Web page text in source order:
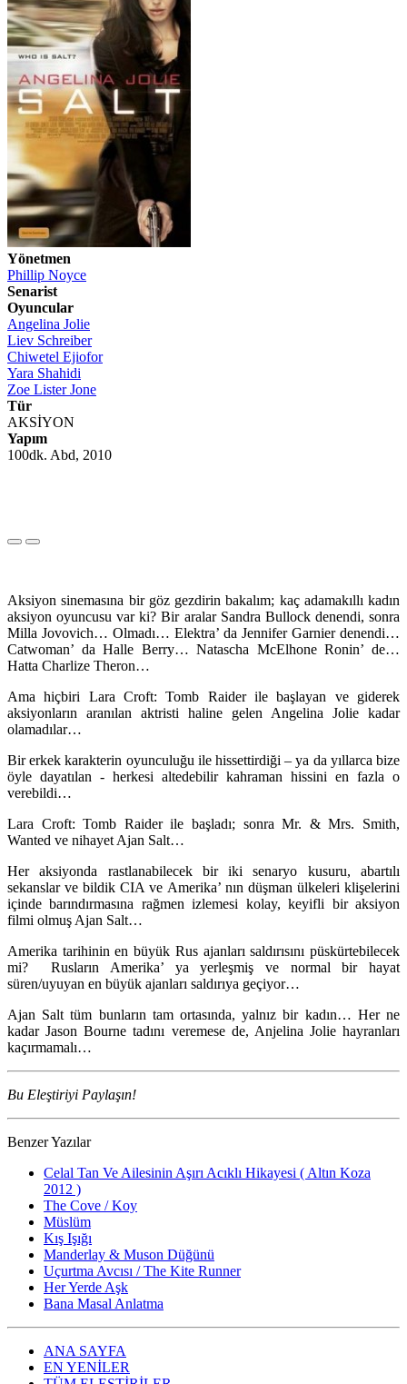
Yönetmen
Phillip Noyce
Senarist
Oyuncular
Angelina Jolie
Liev Schreiber
Chiwetel Ejiofor
Yara Shahidi
Zoe Lister Jone
Tür
AKSİYON
Yapım
100dk. Abd, 2010
Aksiyon sinemasına bir göz gezdirin bakalım; kaç adamakıllı kadın
aksiyon oyuncusu var ki? Bir aralar Sandra Bullock denendi, sonra
Milla Jovovich… Olmadı… Elektra’ da Jennifer Garnier denendi…
Catwoman’ da Halle Berry… Natascha McElhone Ronin’ de…
Hatta Charlize Theron…
Ama hiçbiri Lara Croft: Tomb Raider ile başlayan ve giderek
aksiyonların aranılan aktristi haline gelen Angelina Jolie kadar
olamadılar…
Bir erkek karakterin oyunculuğu ile hissettirdiği – ya da yıllarca bize
öyle dayatılan - herkesi altedebilir kahraman hissini en fazla o
verebildi…
Lara Croft: Tomb Raider ile başladı; sonra Mr. & Mrs. Smith,
Wanted ve nihayet Ajan Salt…
Her aksiyonda rastlanabilecek bir iki senaryo kusuru, abartılı
sekanslar ve bildik CIA ve Amerika’ nın düşman ülkeleri klişelerini
içinde barındırmasına rağmen izlemesi kolay, keyifli bir aksiyon
filmi olmuş Ajan Salt…
Amerika tarihinin en büyük Rus ajanları saldırısını püskürtebilecek
mi? Rusların Amerika’ ya yerleşmiş ve normal bir hayat
süren/uyuyan en büyük ajanları saldırıya geçiyor…
Ajan Salt tüm bunların tam ortasında, yalnız bir kadın… Her ne
kadar Jason Bourne tadını veremese de, Anjelina Jolie hayranları
kaçırmamalı…
Bu Eleştiriyi Paylaşın!
Benzer Yazılar
Celal Tan Ve Ailesinin Aşırı Acıklı Hikayesi ( Altın Koza
2012 )
The Cove / Koy
Müslüm
Kış Işığı
Manderlay & Muson Düğünü
Uçurtma Avcısı / The Kite Runner
Her Yerde Aşk
Bana Masal Anlatma
ANA SAYFA
EN YENİLER